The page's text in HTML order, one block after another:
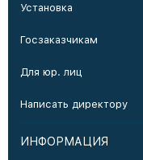
Установка
Госзаказчикам
Для юр. лиц
Написать директору
ИНФОРМАЦИЯ